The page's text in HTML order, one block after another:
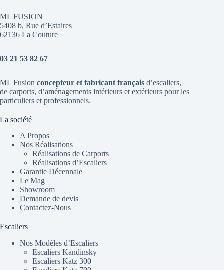
ML FUSION
5408 b, Rue d’Estaires
62136 La Couture
03 21 53 82 67
ML Fusion concepteur et fabricant français d’escaliers,
de carports, d’aménagements intérieurs et extérieurs pour les
particuliers et professionnels.
La société
A Propos
Nos Réalisations
Réalisations de Carports
Réalisations d’Escaliers
Garantie Décennale
Le Mag
Showroom
Demande de devis
Contactez-Nous
Escaliers
Nos Modèles d’Escaliers
Escaliers Kandinsky
Escaliers Katz 300